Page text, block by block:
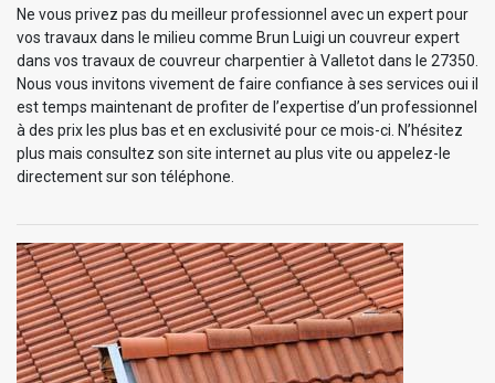
Ne vous privez pas du meilleur professionnel avec un expert pour
vos travaux dans le milieu comme Brun Luigi un couvreur expert
dans vos travaux de couvreur charpentier à Valletot dans le 27350.
Nous vous invitons vivement de faire confiance à ses services oui il
est temps maintenant de profiter de l’expertise d’un professionnel
à des prix les plus bas et en exclusivité pour ce mois-ci. N’hésitez
plus mais consultez son site internet au plus vite ou appelez-le
directement sur son téléphone.